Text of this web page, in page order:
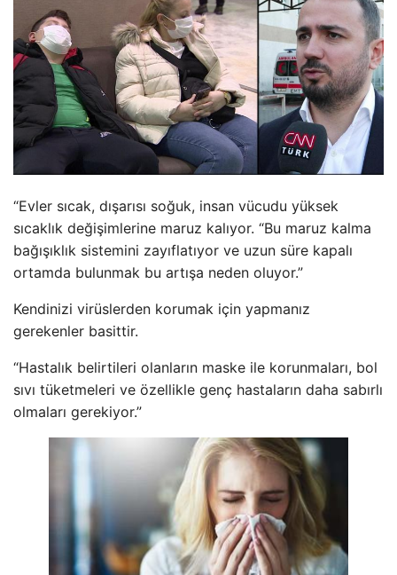
“Evler sıcak, dışarısı soğuk, insan vücudu yüksek
sıcaklık değişimlerine maruz kalıyor. “Bu maruz kalma
bağışıklık sistemini zayıflatıyor ve uzun süre kapalı
ortamda bulunmak bu artışa neden oluyor.”
Kendinizi virüslerden korumak için yapmanız
gerekenler basittir.
“Hastalık belirtileri olanların maske ile korunmaları, bol
sıvı tüketmeleri ve özellikle genç hastaların daha sabırlı
olmaları gerekiyor.”